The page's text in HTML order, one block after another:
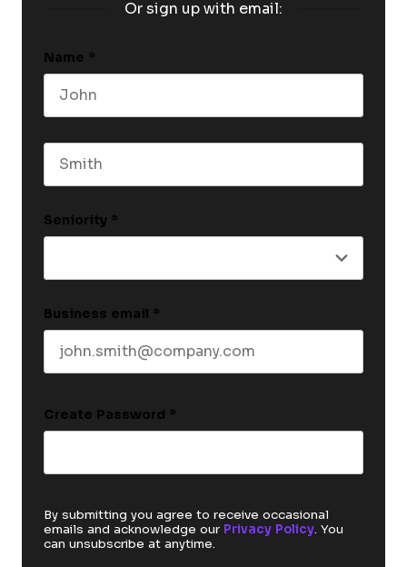
Or sign up with email:
Name *
Seniority *
Business email *
Create Password *
By submitting you agree to receive occasional
emails and acknowledge our Privacy Policy. You
can unsubscribe at anytime.